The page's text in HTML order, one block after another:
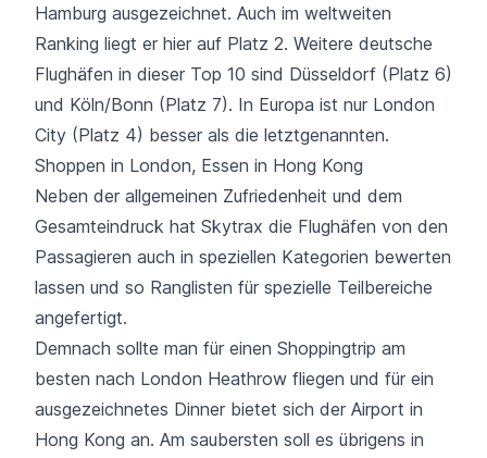
Hamburg ausgezeichnet. Auch im weltweiten
Ranking liegt er hier auf Platz 2. Weitere deutsche
Flughäfen in dieser Top 10 sind Düsseldorf (Platz 6)
und Köln/Bonn (Platz 7). In Europa ist nur London
City (Platz 4) besser als die letztgenannten.
Shoppen in London, Essen in Hong Kong
Neben der allgemeinen Zufriedenheit und dem
Gesamteindruck hat Skytrax die Flughäfen von den
Passagieren auch in speziellen Kategorien bewerten
lassen und so Ranglisten für spezielle Teilbereiche
angefertigt.
Demnach sollte man für einen Shoppingtrip am
besten nach London Heathrow fliegen und für ein
ausgezeichnetes Dinner bietet sich der Airport in
Hong Kong an. Am saubersten soll es übrigens in